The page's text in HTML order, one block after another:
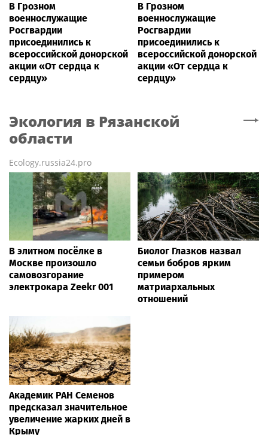
В Грозном
военнослужащие
Росгвардии
присоединились к
всероссийской донорской
акции «От сердца к
сердцу»
В Грозном
военнослужащие
Росгвардии
присоединились к
всероссийской донорской
акции «От сердца к
сердцу»
Экология в Рязанской
области
Ecology.russia24.pro
В элитном посёлке в
Москве произошло
самовозгорание
электрокара Zeekr 001
Биолог Глазков назвал
семьи бобров ярким
примером
матриархальных
отношений
Академик РАН Семенов
предсказал значительное
увеличение жарких дней в
Крыму